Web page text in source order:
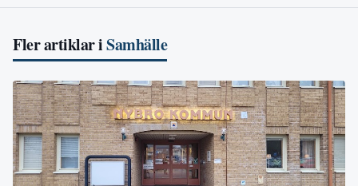
Fler artiklar iSamhälle